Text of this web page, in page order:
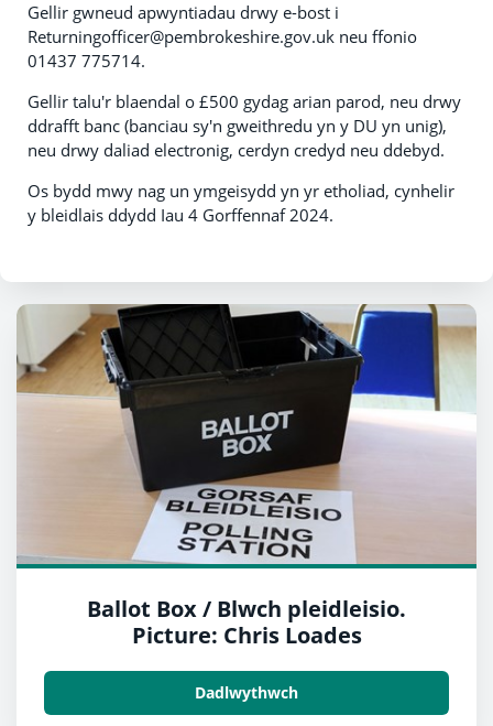
Gellir gwneud apwyntiadau drwy e-bost i
Returningofficer@pembrokeshire.gov.uk neu ffonio
01437 775714.
Gellir talu'r blaendal o £500 gydag arian parod, neu drwy
ddrafft banc (banciau sy'n gweithredu yn y DU yn unig),
neu drwy daliad electronig, cerdyn credyd neu ddebyd.
Os bydd mwy nag un ymgeisydd yn yr etholiad, cynhelir
y bleidlais ddydd Iau 4 Gorffennaf 2024.
Ballot Box / Blwch pleidleisio.
Picture: Chris Loades
Dadlwythwch